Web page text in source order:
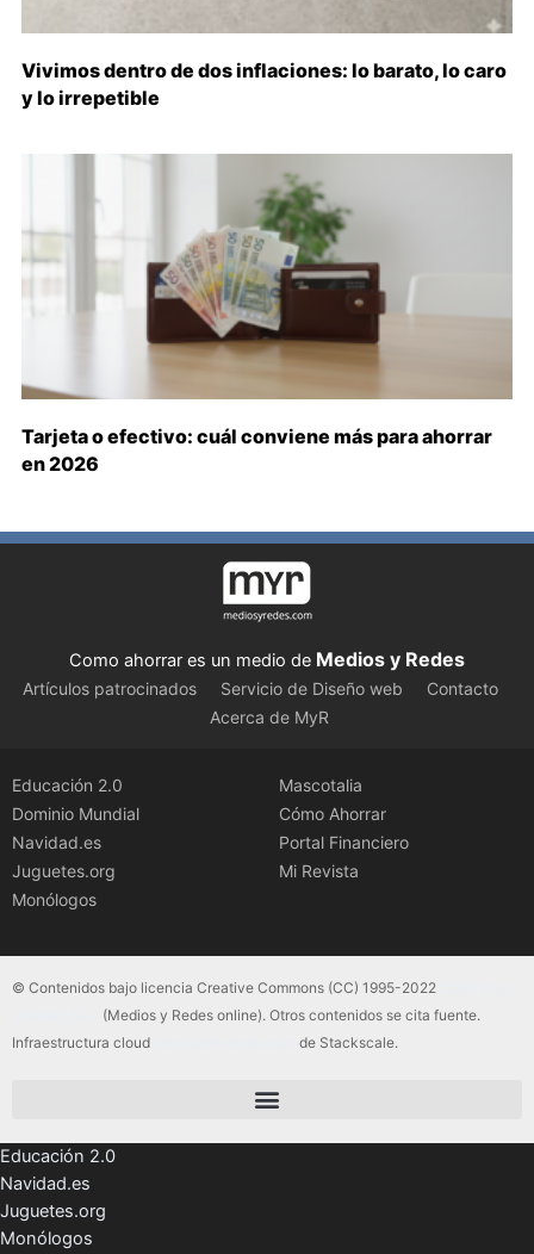
Vivimos dentro de dos inflaciones: lo barato, lo caro
y lo irrepetible
Tarjeta o efectivo: cuál conviene más para ahorrar
en 2026
Como ahorrar es un medio de Medios y Redes
Artículos patrocinados Servicio de Diseño web
Contacto
Acerca de MyR
Educación 2.0
Dominio Mundial
Navidad.es
Juguetes.org
Monólogos
Mascotalia
Cómo Ahorrar
Portal Financiero
Mi Revista
© Contenidos bajo licencia Creative Commons (CC) 1995-2022
(Medios y Redes online). Otros contenidos se cita fuente.
Infraestructura cloud
de Stackscale.
Educación 2.0
Navidad.es
Juguetes.org
Monólogos